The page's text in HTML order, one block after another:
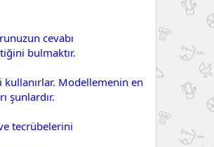
cevabı
bulmaktır.
Modellemenin en
şunlardır.
tecrübelerini